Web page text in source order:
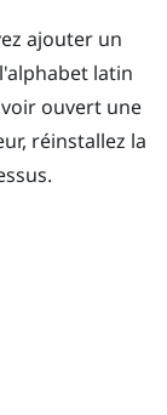
ajouter un
latin
ouvert une
réinstallez la